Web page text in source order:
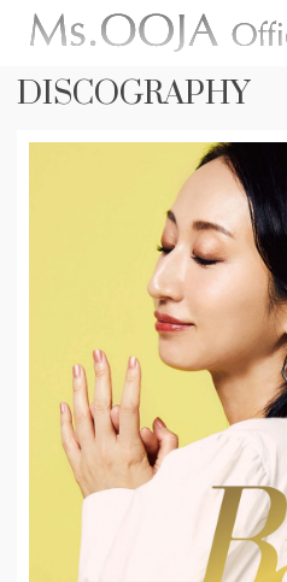
DISCOGRAPHY